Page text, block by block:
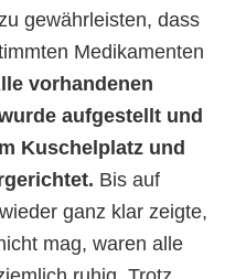
gewährleisten, dass
Medikamenten
vorhandenen
aufgestellt und
Kuschelplatz und
Bis auf
ganz klar zeigte,
mag, waren alle